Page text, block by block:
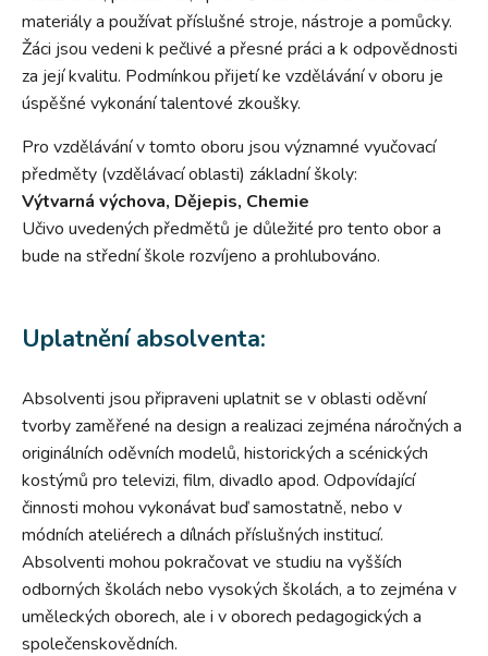
materiály a používat příslušné stroje, nástroje a pomůcky.
Žáci jsou vedeni k pečlivé a přesné práci a k odpovědnosti
za její kvalitu. Podmínkou přijetí ke vzdělávání v oboru je
úspěšné vykonání talentové zkoušky.
Pro vzdělávání v tomto oboru jsou významné vyučovací
předměty (vzdělávací oblasti) základní školy:
Výtvarná výchova, Dějepis, Chemie
Učivo uvedených předmětů je důležité pro tento obor a
bude na střední škole rozvíjeno a prohlubováno.
Uplatnění absolventa:
Absolventi jsou připraveni uplatnit se v oblasti oděvní
tvorby zaměřené na design a realizaci zejména náročných a
originálních oděvních modelů, historických a scénických
kostýmů pro televizi, film, divadlo apod. Odpovídající
činnosti mohou vykonávat buď samostatně, nebo v
módních ateliérech a dílnách příslušných institucí.
Absolventi mohou pokračovat ve studiu na vyšších
odborných školách nebo vysokých školách, a to zejména v
uměleckých oborech, ale i v oborech pedagogických a
společenskovědních.